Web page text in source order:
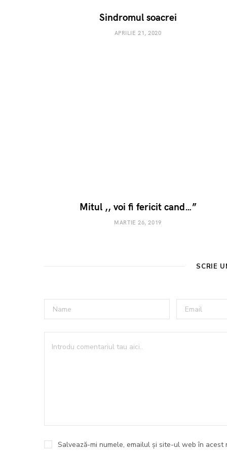
Sindromul soacrei
APRILIE 21, 2020
Mitul ,, voi fi fericit cand…”
MARTIE 26, 2019
SCRIE
Salvează-mi numele, emailul și site-ul web în